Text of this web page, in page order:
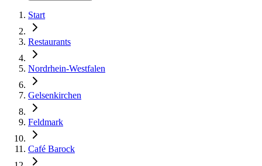
Start
Restaurants
Nordrhein-Westfalen
Gelsenkirchen
Feldmark
Café Barock